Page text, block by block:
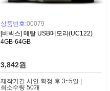
상품번호:00079
[비빅스] 메탈 USB메모리(UC122)
4GB-64GB
3,842원
제작기간 시안 확정 후 3~5일 |
최소수량 50개